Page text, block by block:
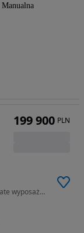
Manualna
2894 cm3 • 462 KM • Sport Turismo E-Hybrid ! Bogate wyposażenie ! Super Stan
199 900 PLN